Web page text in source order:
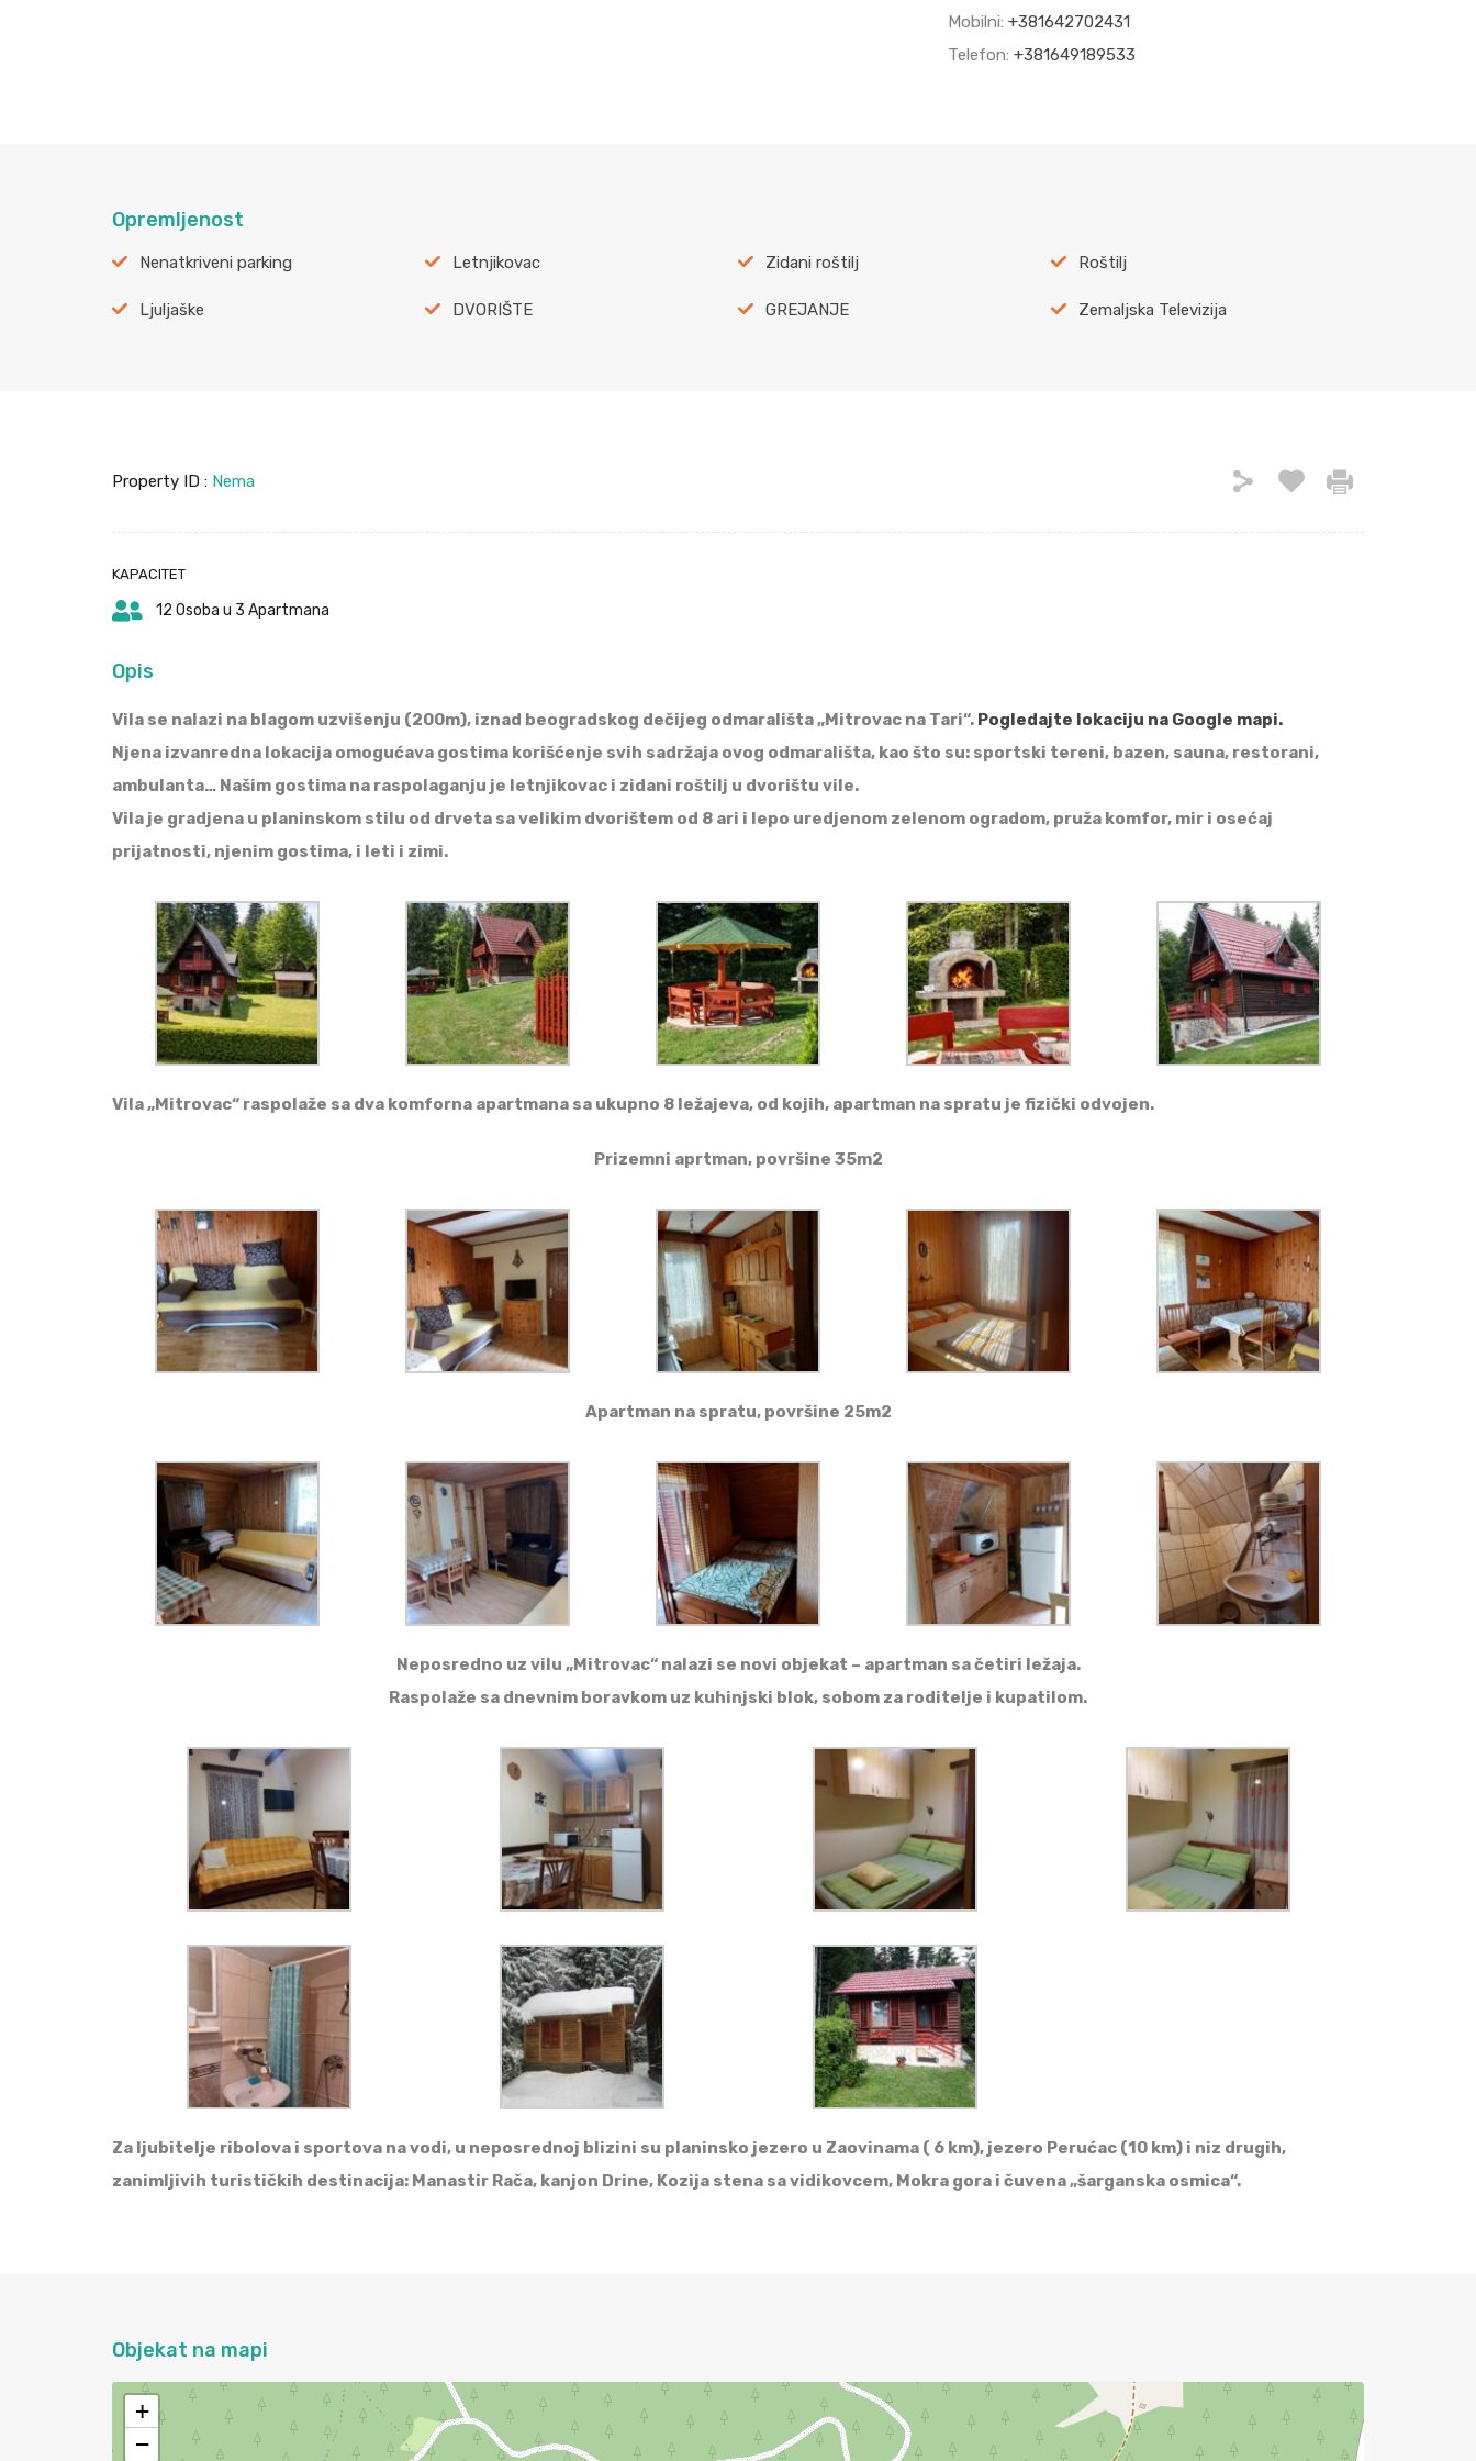
Mobilni: +381642702431
Telefon: +381649189533
Opremljenost
Nenatkriveni parking Letnjikovac Zidani roštilj Roštilj
Ljuljaške DVORIŠTE GREJANJE Zemaljska Televizija
Property ID : Nema
KAPACITET
12 Osoba u 3 Apartmana
Opis
Vila se nalazi na blagom uzvišenju (200m), iznad beogradskog dečijeg odmarališta „Mitrovac na Tari“. Pogledajte lokaciju na Google mapi.
Njena izvanredna lokacija omogućava gostima korišćenje svih sadržaja ovog odmarališta, kao što su: sportski tereni, bazen, sauna, restorani,
ambulanta… Našim gostima na raspolaganju je letnjikovac i zidani roštilj u dvorištu vile.
Vila je gradjena u planinskom stilu od drveta sa velikim dvorištem od 8 ari i lepo uredjenom zelenom ogradom, pruža komfor, mir i osećaj
prijatnosti, njenim gostima, i leti i zimi.
Vila „Mitrovac“ raspolaže sa dva komforna apartmana sa ukupno 8 ležajeva, od kojih, apartman na spratu je fizički odvojen.
Prizemni aprtman, površine 35m2
Apartman na spratu, površine 25m2
Neposredno uz vilu „Mitrovac“ nalazi se novi objekat – apartman sa četiri ležaja.
Raspolaže sa dnevnim boravkom uz kuhinjski blok, sobom za roditelje i kupatilom.
Za ljubitelje ribolova i sportova na vodi, u neposrednoj blizini su planinsko jezero u Zaovinama ( 6 km), jezero Perućac (10 km) i niz drugih,
zanimljivih turističkih destinacija: Manastir Rača, kanjon Drine, Kozija stena sa vidikovcem, Mokra gora i čuvena „šarganska osmica“.
Objekat na mapi
+
−